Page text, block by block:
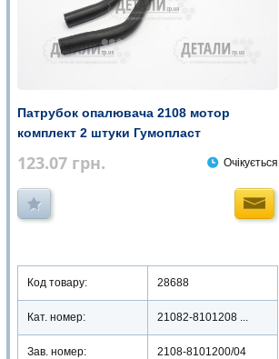
Патрубок опалювача 2108 мотор
комплект 2 штуки Гумопласт
123.07 грн. Очікується
Код товару: 28688
Кат. номер: 21082-8101208 ...
Зав. номер: 2108-8101200/04